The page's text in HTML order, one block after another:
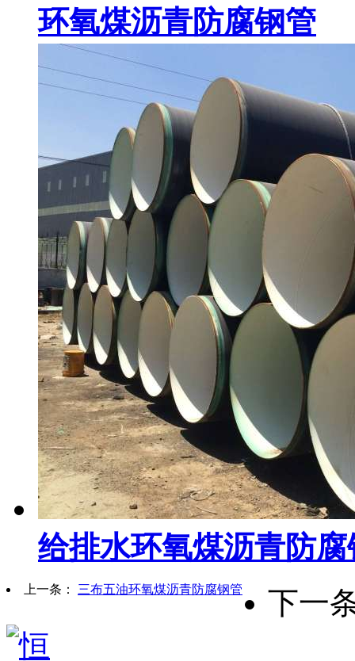
环氧煤沥青防腐钢管
给排水环氧煤沥青防腐
上一条： 三布五油环氧煤沥青防腐钢管 下一